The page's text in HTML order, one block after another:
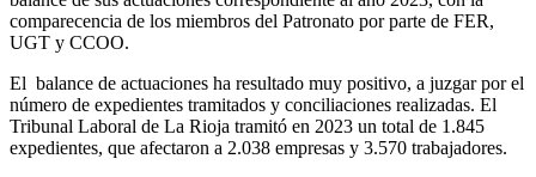
comparecencia de los miembros del Patronato por parte de FER,
UGT y CCOO.
El balance de actuaciones ha resultado muy positivo, a juzgar por el
número de expedientes tramitados y conciliaciones realizadas. El
Tribunal Laboral de La Rioja tramitó en 2023 un total de 1.845
expedientes, que afectaron a 2.038 empresas y 3.570 trabajadores.